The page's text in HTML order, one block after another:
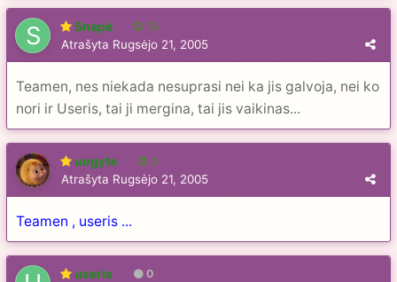
Snapė 13
Atrašyta Rugsėjo 21, 2005
Teamen, nes niekada nesuprasi nei ka jis galvoja, nei ko
nori ir Useris, tai ji mergina, tai jis vaikinas...
uogyte 3
Atrašyta Rugsėjo 21, 2005
Teamen , useris ...
useris 0